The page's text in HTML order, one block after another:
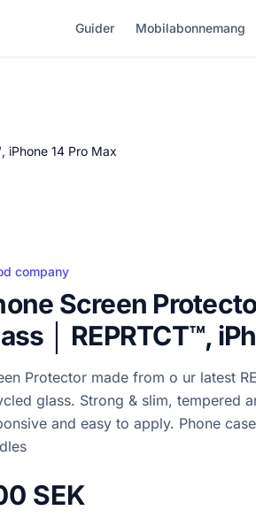
Guider Mobilabonnemang
iPhone 14 Pro Max
company
Screen
│ REPRTCT™,
Protector made from o ur latest
glass. Strong & slim, tempered
and easy to apply. Phone
SEK